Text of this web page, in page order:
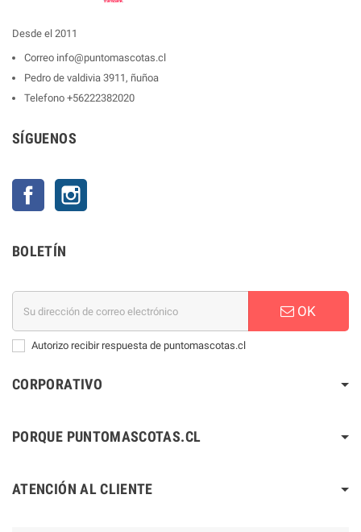
Desde el 2011
Correo info@puntomascotas.cl
Pedro de valdivia 3911, ñuñoa
Telefono +56222382020
SÍGUENOS
Facebook
BOLETÍN
OK
Autorizo recibir respuesta de puntomascotas.cl
CORPORATIVO
PORQUE PUNTOMASCOTAS.CL
ATENCIÓN AL CLIENTE